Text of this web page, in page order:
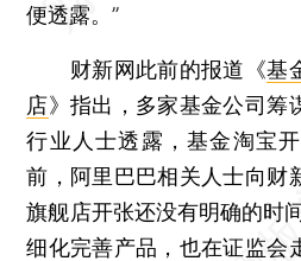
便透露。”
财新网此前的报道《基
店》指出，多家基金公司筹
行业人士透露，基金淘宝
前，阿里巴巴相关人士向财
旗舰店开张还没有明确的时
细化完善产品，也在证监会